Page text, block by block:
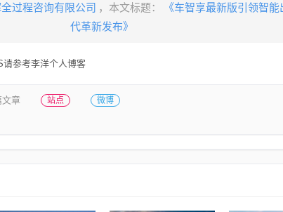
过程咨询有限公司 ，本文标题：
《车智享最新版引领智
代革新发布》
参考李洋个人博客
文章 站点 微博